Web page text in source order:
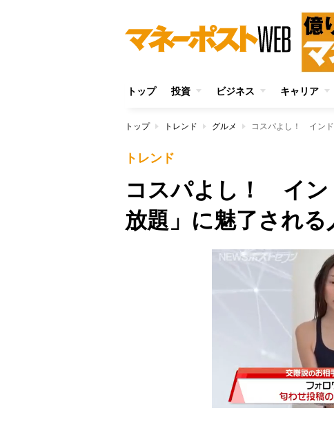
トップ 投資 ビジネス キャリア
トップ トレンド グルメ コスパよし！ インド
トレンド
コスパよし！ イン
放題」に魅了される